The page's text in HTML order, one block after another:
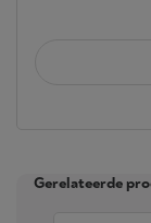
Gerelateerde